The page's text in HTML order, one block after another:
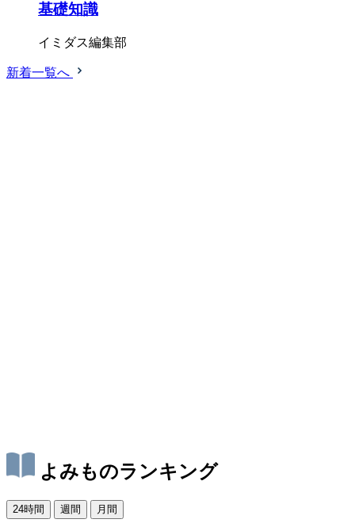
基礎知識
イミダス編集部
新着一覧へ
よみものランキング
24時間 週間 月間